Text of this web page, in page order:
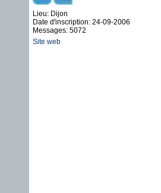
Lieu: Dijon
Date d'inscription: 24-09-2006
Messages: 5072
Site web